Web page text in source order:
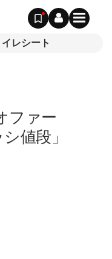
ファー
値段」